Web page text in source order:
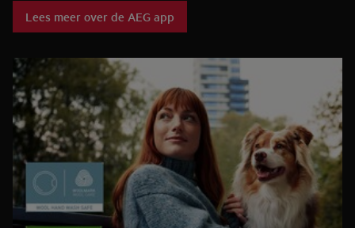
smartphone.
Lees meer over de AEG app